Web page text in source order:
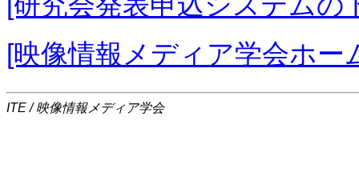
[映像情報メディア学会ホー
ITE / 映像情報メディア学会